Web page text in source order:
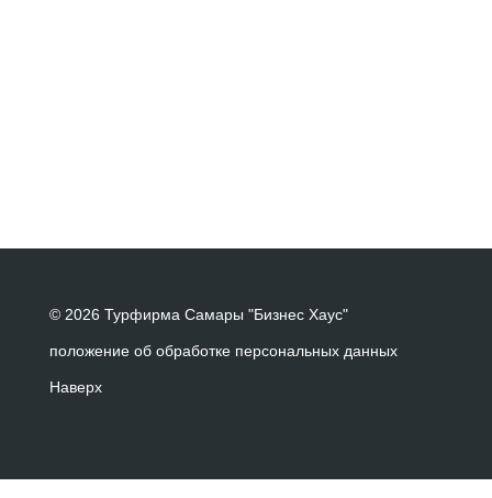
© 2026 Турфирма Самары "Бизнес Хаус"
положение об обработке персональных данных
Наверх